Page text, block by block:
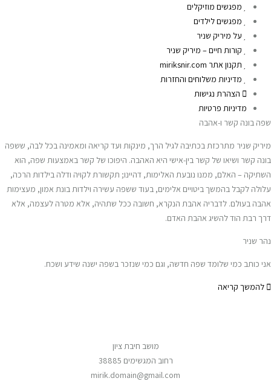
מפגשים מוזיקלים
מפגשים לילדים
על מיריק שניר
קורות חיים – מיריק שניר
תקנון אתר miriksnir.com
מדיניות משלוחים והחזרות
הצהרת נגישות
מדיניות פרטיות
שפה בונה קשר ו-אהבה
מיריק שניר מתרכזת בכתיבה לגיל הרך, מינקות ועד קריאה ומאמינה בכל לבה, ששפה
בונה קשר ושיאו של קשר בין-אישי היא האהבה. היפוכו של קשר באמצעות שפה, הוא
השתיקה – האלם, ממנו נובעת האלימות, דהיינו; תקשורת לקויה ודלה בילדות הרכה,
עלולה לקבל בהמשך ביטויים אלימים, בעוד ששפה עשירה וילדות בונת אמון, מעצימות
אהבה בעולם. לדבריה אהבת הנקרא, חשובה ככל שתהיה, אלא מטרה לעצמה, אלא
דרך רבת הוד להשיג אהבת האדם.
נהר שניר
אני כותב כמי שלומד שפה חדשה, וגם כמי שנזכר בשפה ישנה שידע ושכח.
להמשך קריאה
מושב חיבת ציון
רחוב המגשימים 38885
mirik.domain@gmail.com